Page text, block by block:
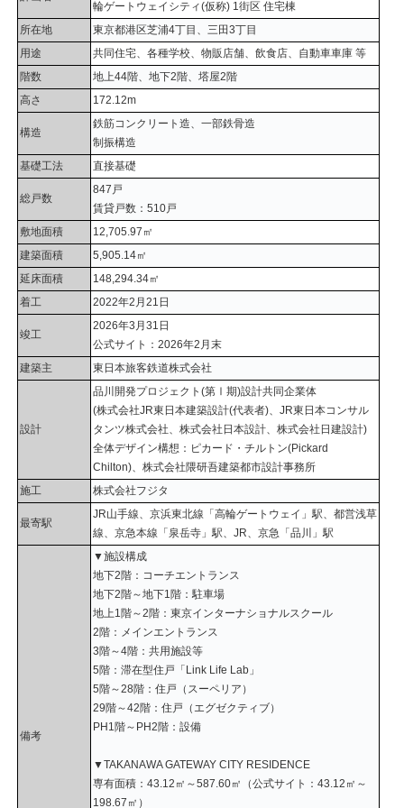
輪ゲートウェイシティ(仮称) 1街区 住宅棟
所在地
東京都港区芝浦4丁目、三田3丁目
用途
共同住宅、各種学校、物販店舗、飲食店、自動車車庫 等
階数
地上44階、地下2階、塔屋2階
高さ
172.12m
構造
鉄筋コンクリート造、一部鉄骨造
制振構造
基礎工法
直接基礎
総戸数
847戸
賃貸戸数：510戸
敷地面積
12,705.97㎡
建築面積
5,905.14㎡
延床面積
148,294.34㎡
着工
2022年2月21日
竣工
2026年3月31日
公式サイト：2026年2月末
建築主
東日本旅客鉄道株式会社
設計
品川開発プロジェクト(第Ⅰ期)設計共同企業体
(株式会社JR東日本建築設計(代表者)、JR東日本コンサル
タンツ株式会社、株式会社日本設計、株式会社日建設計)
全体デザイン構想：ピカード・チルトン(Pickard
Chilton)、株式会社隈研吾建築都市設計事務所
施工
株式会社フジタ
最寄駅
JR山手線、京浜東北線「高輪ゲートウェイ」駅、都営浅草
線、京急本線「泉岳寺」駅、JR、京急「品川」駅
備考
▼施設構成
地下2階：コーチエントランス
地下2階～地下1階：駐車場
地上1階～2階：東京インターナショナルスクール
2階：メインエントランス
3階～4階：共用施設等
5階：滞在型住戸「Link Life Lab」
5階～28階：住戸（スーペリア）
29階～42階：住戸（エグゼクティブ）
PH1階～PH2階：設備
▼TAKANAWA GATEWAY CITY RESIDENCE
専有面積：43.12㎡～587.60㎡（公式サイト：43.12㎡～
198.67㎡）